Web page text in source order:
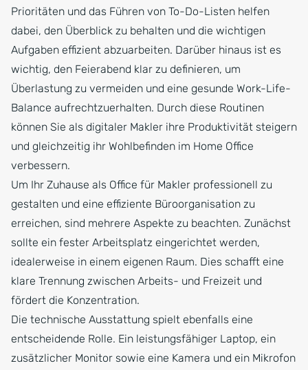
Prioritäten und das Führen von To-Do-Listen helfen
dabei, den Überblick zu behalten und die wichtigen
Aufgaben effizient abzuarbeiten. Darüber hinaus ist es
wichtig, den Feierabend klar zu definieren, um
Überlastung zu vermeiden und eine gesunde Work-Life-
Balance aufrechtzuerhalten. Durch diese Routinen
können Sie als digitaler Makler ihre Produktivität steigern
und gleichzeitig ihr Wohlbefinden im Home Office
verbessern.
Um Ihr Zuhause als Office für Makler professionell zu
gestalten und eine effiziente Büroorganisation zu
erreichen, sind mehrere Aspekte zu beachten. Zunächst
sollte ein fester Arbeitsplatz eingerichtet werden,
idealerweise in einem eigenen Raum. Dies schafft eine
klare Trennung zwischen Arbeits- und Freizeit und
fördert die Konzentration.
Die technische Ausstattung spielt ebenfalls eine
entscheidende Rolle. Ein leistungsfähiger Laptop, ein
zusätzlicher Monitor sowie eine Kamera und ein Mikrofon